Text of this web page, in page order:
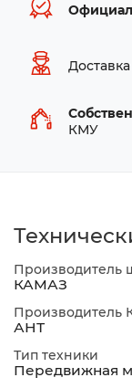
КМУ
Производитель
КАМАЗ
Производитель
АНТ
Тип техники
Передвижная